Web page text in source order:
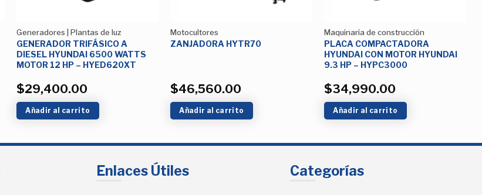
Generadores | Plantas de luz
GENERADOR TRIFÁSICO A
DIESEL HYUNDAI 6500 WATTS
MOTOR 12 HP – HYED620XT
$29,400.00
Añadir al carrito
Motocultores
ZANJADORA HYTR70
$46,560.00
Añadir al carrito
Maquinaria de construcción
PLACA COMPACTADORA
HYUNDAI CON MOTOR HYUNDAI
9.3 HP – HYPC3000
$34,990.00
Añadir al carrito
Enlaces Útiles Categorías